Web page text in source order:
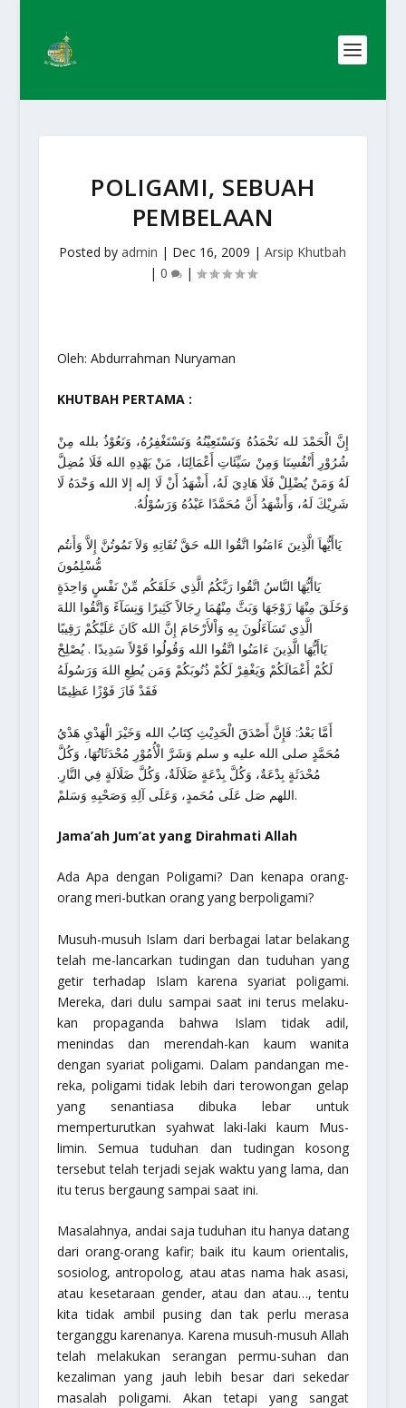
POLIGAMI, SEBUAH
PEMBELAAN
Posted byadmin | Dec 16, 2009 |Arsip Khutbah
| 0 |
Oleh: Abdurrahman Nuryaman
KHUTBAH PERTAMA :
إِنَّ الْحَمْدَ لله نَحْمَدُهُ وَنَسْتَعِيْنُهُ وَنَسْتَغْفِرُهُ، وَنَعُوْذُ بلله مِنْ
شُرُوْرِ أَنْفُسِنَا وَمِنْ سَيِّئَاتِ أَعْمَالِنَا، مَنْ يَهْدِهِ الله فَلَا مُضِلَّ
لَهُ وَمَنْ يُضْلِلْ فَلَا هَادِيَ لَهُ، أَشْهَدُ أَنْ لَا إله إلا الله وَحْدَهُ لَا
شَرِيْكَ لَهُ، وَأَشْهَدُ أَنَّ مُحَمَّدًا عَبْدُهُ وَرَسُوْلُهُ.
يَاأَيُّهاَ الَّذِينَ ءَامَنُوا اتَّقُوا الله حَقَّ تُقَاتِهِ وَلاَ تَمُوتُنَّ إِلاَّ وَأَنتُم
مُّسْلِمُونَ
يَاأَيُّهَا النَّاسُ اتَّقُوا رَبَّكُمُ الَّذِي خَلَقَكُم مِّنْ نَفْسٍ وَاحِدَةٍ
وَخَلَقَ مِنْهَا زَوْجَهَا وَبَثَّ مِنْهُمَا رِجَالاً كَثِيرًا وَنِسَآءً وَاتَّقُوا اللهَ
الَّذِي تَسَآءَلُونَ بِهِ وَاْلأَرْحَامَ إِنَّ الله كَانَ عَلَيْكُمْ رَقِيبًا
يَاأَيُّهَا الَّذِينَ ءَامَنُوا اتَّقُوا الله وَقُولُوا قَوْلاً سَدِيدًا . يُصْلِحْ
لَكُمْ أَعْمَالَكُمْ وَيَغْفِرْ لَكُمْ ذُنُوبَكُمْ وَمَن يُطِعِ اللهَ وَرَسُولَهُ
فَقَدْ فَازَ فَوْزًا عَظِيمًا
أَمَّا بَعْدُ: فَإِنَّ أَصْدَقَ الْحَدِيْثِ كِتَابُ الله وَخَيْرَ الْهَدْيِ هَدْيُ
مُحَمَّدٍ صلى الله عليه و سلم وَشَرَّ الْأُمُوْرِ مُحْدَثَاتُهَا، وَكُلَّ
مُحْدَثَةٍ بِدْعَةٌ، وَكُلَّ بِدْعَةٍ ضَلَالَةٌ، وَكُلَّ ضَلَالَةٍ فِي النَّارِ.
اللهم صَل عَلَى مُحَمدٍ، وَعَلَى آلِهِ وَصَحْبِهِ وَسَلمْ.
Jama’ah Jum’at yang Dirahmati Allah
Ada Apa dengan Poligami? Dan kenapa orang-
orang meri-butkan orang yang berpoligami?
Musuh-musuh Islam dari berbagai latar belakang
telah me-lancarkan tudingan dan tuduhan yang
getir terhadap Islam karena syariat poligami.
Mereka, dari dulu sampai saat ini terus melaku-
kan propaganda bahwa Islam tidak adil,
menindas dan merendah-kan kaum wanita
dengan syariat poligami. Dalam pandangan me-
reka, poligami tidak lebih dari terowongan gelap
yang senantiasa dibuka lebar untuk
memperturutkan syahwat laki-laki kaum Mus-
limin. Semua tuduhan dan tudingan kosong
tersebut telah terjadi sejak waktu yang lama, dan
itu terus bergaung sampai saat ini.
Masalahnya, andai saja tuduhan itu hanya datang
dari orang-orang kafir; baik itu kaum orientalis,
sosiolog, antropolog, atau atas nama hak asasi,
atau kesetaraan gender, atau dan atau…, tentu
kita tidak ambil pusing dan tak perlu merasa
terganggu karenanya. Karena musuh-musuh Allah
telah melakukan serangan permu-suhan dan
kezaliman yang jauh lebih besar dari sekedar
masalah poligami. Akan tetapi yang sangat